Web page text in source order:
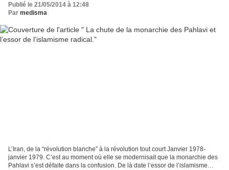
Publié le 21/05/2014 à 12:48
Par medisma
L’Iran, de la “révolution blanche” à la révolution tout court Janvier 1978-
janvier 1979. C’est au moment où elle se modernisait que la monarchie des
Pahlavi s’est défaite dans la confusion. De là date l’essor de l’islamisme